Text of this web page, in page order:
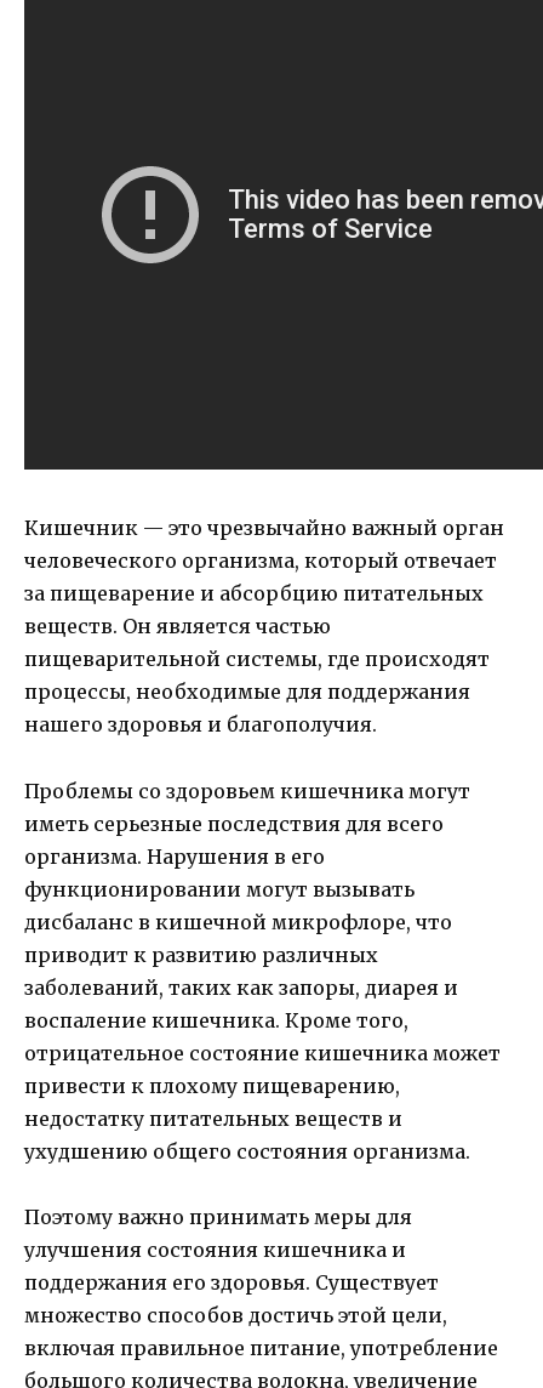
Кишечник — это чрезвычайно важный орган
человеческого организма, который отвечает
за пищеварение и абсорбцию питательных
веществ. Он является частью
пищеварительной системы, где происходят
процессы, необходимые для поддержания
нашего здоровья и благополучия.
Проблемы со здоровьем кишечника могут
иметь серьезные последствия для всего
организма. Нарушения в его
функционировании могут вызывать
дисбаланс в кишечной микрофлоре, что
приводит к развитию различных
заболеваний, таких как запоры, диарея и
воспаление кишечника. Кроме того,
отрицательное состояние кишечника может
привести к плохому пищеварению,
недостатку питательных веществ и
ухудшению общего состояния организма.
Поэтому важно принимать меры для
улучшения состояния кишечника и
поддержания его здоровья. Существует
множество способов достичь этой цели,
включая правильное питание, употребление
большого количества волокна, увеличение